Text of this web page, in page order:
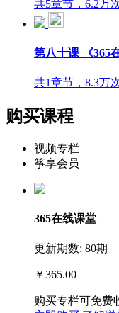
共5章节，6.2万
第八十课 《365
共1章节，8.3万
购买课程
视频专栏
筝享会员
365在线课堂
更新期数: 80期
￥365.00
购买专栏可免费